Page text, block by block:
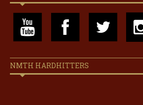
NMTH HARDHITTERS